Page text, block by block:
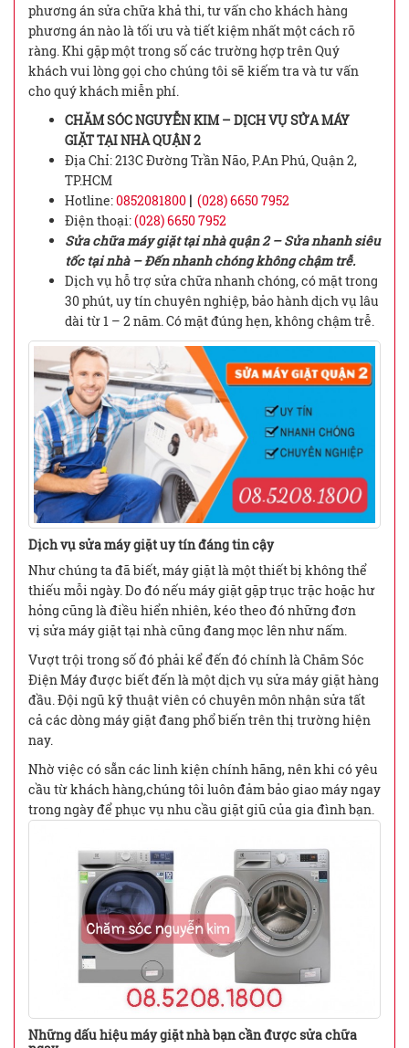
phương án sửa chữa khả thi, tư vấn cho khách hàng
phương án nào là tối ưu và tiết kiệm nhất một cách rõ
ràng. Khi gặp một trong số các trường hợp trên Quý
khách vui lòng gọi cho chúng tôi sẽ kiếm tra và tư vấn
cho quý khách miễn phí.
CHĂM SÓC NGUYỄN KIM – DỊCH VỤ SỬA MÁY
GIẶT TẠI NHÀ QUẬN 2
Địa Chỉ: 213C Đường Trần Não, P.An Phú, Quận 2,
TP.HCM
Hotline:0852081800 | (028) 6650 7952
Điện thoại:(028) 6650 7952
Sửa chữa máy giặt tại nhà quận 2 – Sửa nhanh siêu
tốc tại nhà – Đến nhanh chóng không chậm trễ.
Dịch vụ hỗ trợ sửa chữa nhanh chóng, có mặt trong
30 phút, uy tín chuyên nghiệp, bảo hành dịch vụ lâu
dài từ 1 – 2 năm. Có mặt đúng hẹn, không chậm trễ.
Dịch vụ sửa máy giặt uy tín đáng tin cậy
Như chúng ta đã biết, máy giặt là một thiết bị không thể
thiếu mỗi ngày. Do đó nếu máy giặt gặp trục trặc hoặc hư
hỏng cũng là điều hiển nhiên, kéo theo đó những đơn
vị sửa máy giặt tại nhà cũng đang mọc lên như nấm.
Vượt trội trong số đó phải kể đến đó chính là Chăm Sóc
Điện Máy được biết đến là một dịch vụ sửa máy giặt hàng
đầu. Đội ngũ kỹ thuật viên có chuyên môn nhận sửa tất
cả các dòng máy giặt đang phổ biến trên thị trường hiện
nay.
Nhờ việc có sẵn các linh kiện chính hãng, nên khi có yêu
cầu từ khách hàng,chúng tôi luôn đảm bảo giao máy ngay
trong ngày để phục vụ nhu cầu giặt giũ của gia đình bạn.
Những dấu hiệu máy giặt nhà bạn cần được sửa chữa